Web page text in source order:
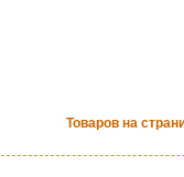
Товаров на